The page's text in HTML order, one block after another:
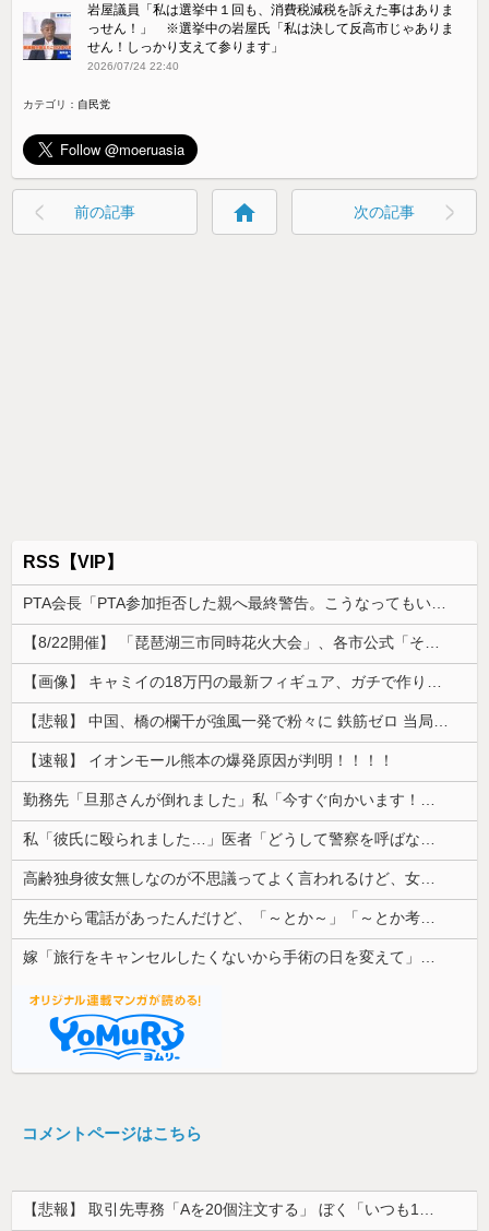
岩屋議員「私は選挙中１回も、消費税減税を訴えた事はありま
っせん！」 ※選挙中の岩屋氏「私は決して反高市じゃありま
せん！しっかり支えて参ります」
2026/07/24 22:40
カテゴリ： 自民党
前の記事 home 次の記事
RSS【VIP】
【速報】 イオンモール熊本の爆発原因が判明！！！！
コメントページはこちら
【悲報】 取引先専務「Aを20個注文する」 ぼく「いつも1～2個しか使わないけど本当に20であってる？」 取専「あってる」→結果『こう』なったんだが...